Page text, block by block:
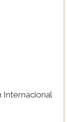
Internacional